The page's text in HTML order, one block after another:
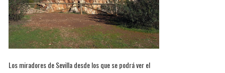
Los miradores de Sevilla desde los que se podrá ver el